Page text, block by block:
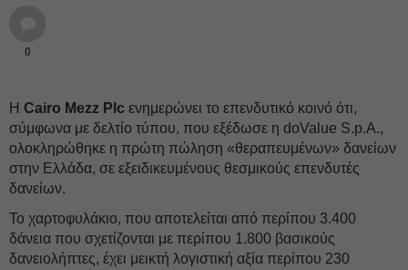
0
Η Cairo Mezz Plc ενημερώνει το επενδυτικό κοινό ότι,
σύμφωνα με δελτίο τύπου, που εξέδωσε η doValue S.p.A.,
ολοκληρώθηκε η πρώτη πώληση «θεραπευμένων» δανείων
στην Ελλάδα, σε εξειδικευμένους θεσμικούς επενδυτές
δανείων.
Το χαρτοφυλάκιο, που αποτελείται από περίπου 3.400
δάνεια που σχετίζονται με περίπου 1.800 βασικούς
δανειολήπτες, έχει μεικτή λογιστική αξία περίπου 230